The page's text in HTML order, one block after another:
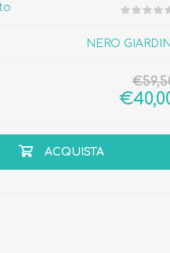
Cambio del
NERO GIARDINI
ACQUISTA